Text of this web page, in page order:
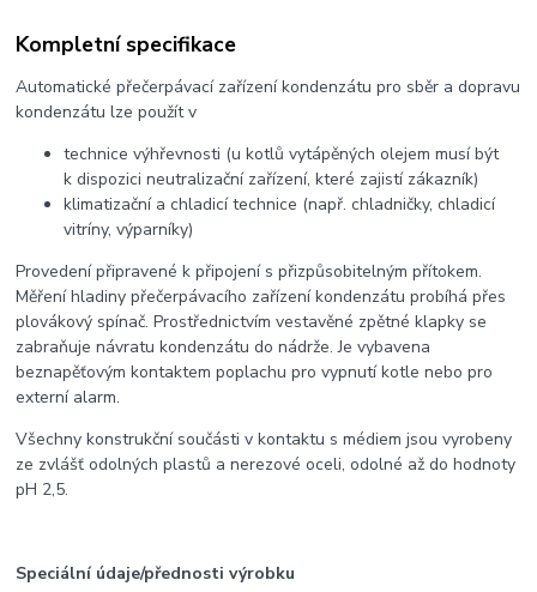
Kompletní specifikace
Automatické přečerpávací zařízení kondenzátu pro sběr a dopravu
kondenzátu lze použít v
technice výhřevnosti (u kotlů vytápěných olejem musí být
k dispozici neutralizační zařízení, které zajistí zákazník)
klimatizační a chladicí technice (např. chladničky, chladicí
vitríny, výparníky)
Provedení připravené k připojení s přizpůsobitelným přítokem.
Měření hladiny přečerpávacího zařízení kondenzátu probíhá přes
plovákový spínač. Prostřednictvím vestavěné zpětné klapky se
zabraňuje návratu kondenzátu do nádrže. Je vybavena
beznapěťovým kontaktem poplachu pro vypnutí kotle nebo pro
externí alarm.
Všechny konstrukční součásti v kontaktu s médiem jsou vyrobeny
ze zvlášť odolných plastů a nerezové oceli, odolné až do hodnoty
pH 2,5.
Speciální údaje/přednosti výrobku